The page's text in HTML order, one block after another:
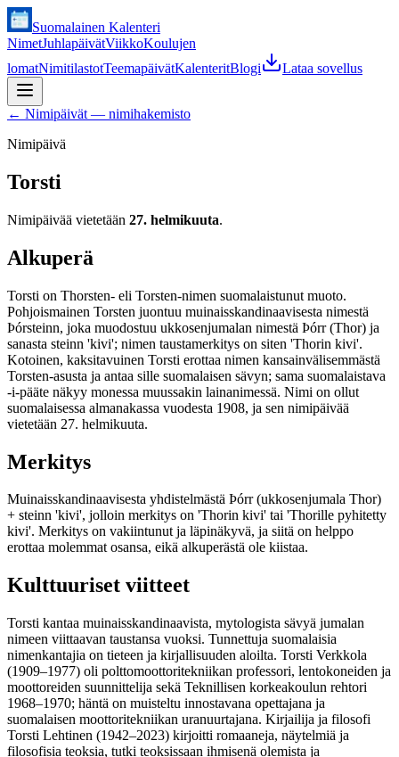
Suomalainen Kalenteri
NimetJuhlapäivätViikkoKoulujen
lomatNimitilastotTeemapäivätKalenteritBlogi Lataa sovellus
← Nimipäivät — nimihakemisto
Nimipäivä
Torsti
Nimipäivää vietetään 27. helmikuuta.
Alkuperä
Torsti on Thorsten- eli Torsten-nimen suomalaistunut muoto.
Pohjoismainen Torsten juontuu muinaisskandinaavisesta nimestä
Þórsteinn, joka muodostuu ukkosenjumalan nimestä Þórr (Thor) ja
sanasta steinn 'kivi'; nimen taustamerkitys on siten 'Thorin kivi'.
Kotoinen, kaksitavuinen Torsti erottaa nimen kansainvälisemmästä
Torsten-asusta ja antaa sille suomalaisen sävyn; sama suomalaistava
-i-pääte näkyy monessa muussakin lainanimessä. Nimi on ollut
suomalaisessa almanakassa vuodesta 1908, ja sen nimipäivää
vietetään 27. helmikuuta.
Merkitys
Muinaisskandinaavisesta yhdistelmästä Þórr (ukkosenjumala Thor)
+ steinn 'kivi', jolloin merkitys on 'Thorin kivi' tai 'Thorille pyhitetty
kivi'. Merkitys on vakiintunut ja läpinäkyvä, ja siitä on helppo
erottaa molemmat osansa, eikä alkuperästä ole kiistaa.
Kulttuuriset viitteet
Torsti kantaa muinaisskandinaavista, mytologista sävyä jumalan
nimeen viittaavan taustansa vuoksi. Tunnettuja suomalaisia
nimenkantajia on tieteen ja kirjallisuuden aloilta. Torsti Verkkola
(1909–1977) oli polttomoottoritekniikan professori, lentokoneiden ja
moottoreiden suunnittelija sekä Teknillisen korkeakoulun rehtori
1968–1970; häntä on muisteltu innostavana opettajana ja
suomalaisen moottoritekniikan uranuurtajana. Kirjailija ja filosofi
Torsti Lehtinen (1942–2023) kirjoitti romaaneja, näytelmiä ja
filosofisia teoksia, tutki teoksissaan ihmisenä olemista ja